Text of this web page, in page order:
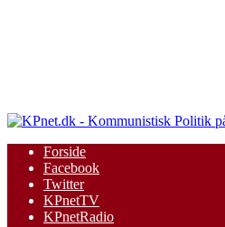
Forside
Facebook
Twitter
KPnetTV
KPnetRadio